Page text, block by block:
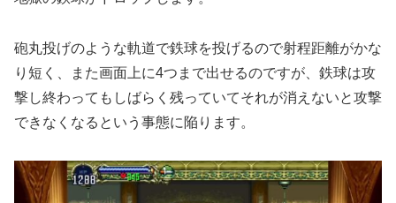
砲丸投げのような軌道で鉄球を投げるので射程距離がかな
り短く、また画面上に4つまで出せるのですが、鉄球は攻
撃し終わってもしばらく残っていてそれが消えないと攻撃
できなくなるという事態に陥ります。